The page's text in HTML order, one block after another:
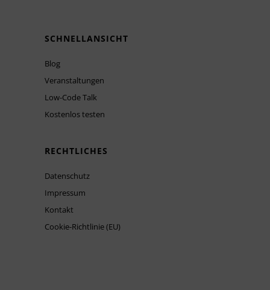
SCHNELLANSICHT
Blog
Veranstaltungen
Low-Code Talk
Kostenlos testen
RECHTLICHES
Datenschutz
Impressum
Kontakt
Cookie-Richtlinie (EU)